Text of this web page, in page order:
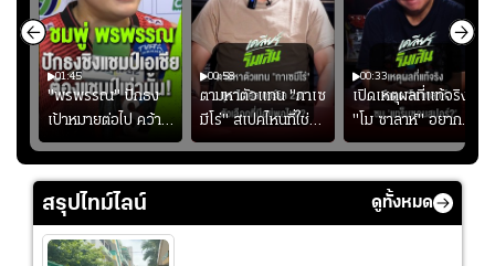
01:45
"พรพรรณ" ปักธง
เป้าหมายต่อไป คว้า
แชมป์ชิงแชมป์
เอเชีย เพื่อตั๋ว
โอลิมปิก
00:58
ตามหาตัวแทน "กาเซ
มีโร่" สเปคไหนที่ใช่
สำหรับแมนยูยุค
"คาร์ริค 2.0"?
00:33
เปิดเหตุผลที่แท้จริงที่
"โม ซาลาห์" อยาก
ย้ายซบ "แทร็บซอนส
ปอร์"
สรุปไทม์ไลน์ ดูทั้งหมด